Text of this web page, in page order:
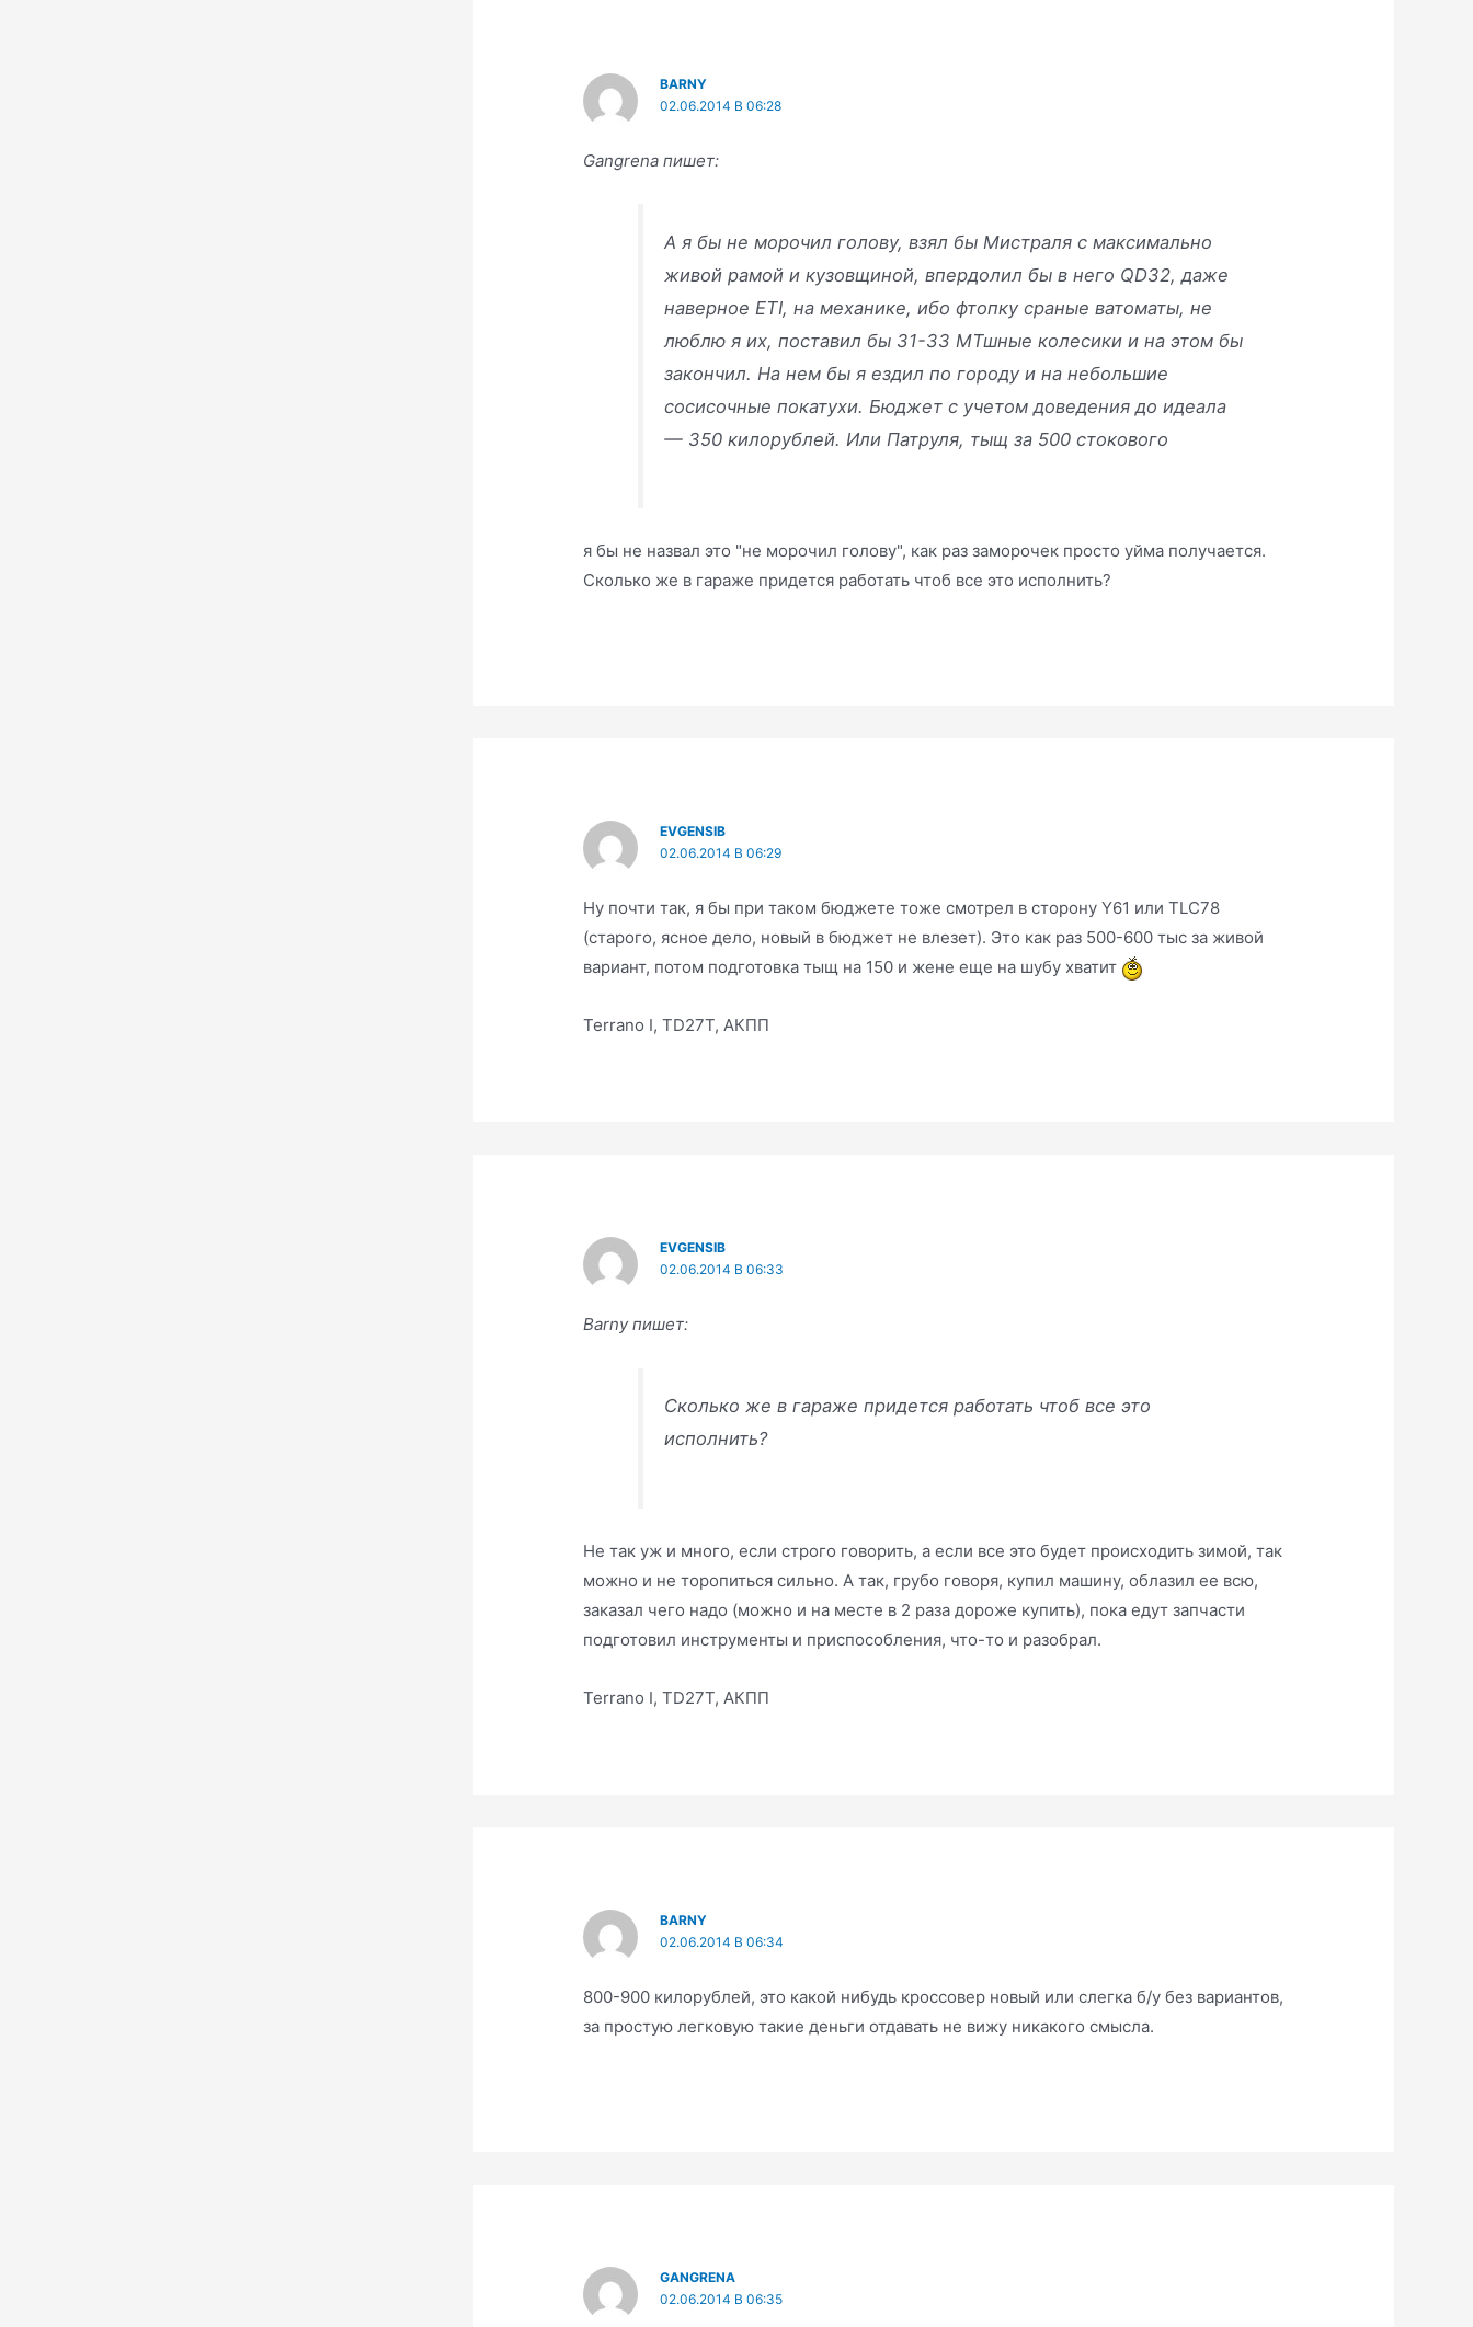
BARNY
02.06.2014 В 06:28
Gangrena пишет:
А я бы не морочил голову, взял бы Мистраля с максимально
живой рамой и кузовщиной, впердолил бы в него QD32, даже
наверное ETI, на механике, ибо фтопку сраные ватоматы, не
люблю я их, поставил бы 31-33 МТшные колесики и на этом бы
закончил. На нем бы я ездил по городу и на небольшие
сосисочные покатухи. Бюджет с учетом доведения до идеала
— 350 килорублей. Или Патруля, тыщ за 500 стокового
я бы не назвал это "не морочил голову", как раз заморочек просто уйма получается.
Сколько же в гараже придется работать чтоб все это исполнить?
EVGENSIB
02.06.2014 В 06:29
Ну почти так, я бы при таком бюджете тоже смотрел в сторону Y61 или TLC78
(старого, ясное дело, новый в бюджет не влезет). Это как раз 500-600 тыс за живой
вариант, потом подготовка тыщ на 150 и жене еще на шубу хватит
Terrano I, TD27T, АКПП
EVGENSIB
02.06.2014 В 06:33
Barny пишет:
Сколько же в гараже придется работать чтоб все это
исполнить?
Не так уж и много, если строго говорить, а если все это будет происходить зимой, так
можно и не торопиться сильно. А так, грубо говоря, купил машину, облазил ее всю,
заказал чего надо (можно и на месте в 2 раза дороже купить), пока едут запчасти
подготовил инструменты и приспособления, что-то и разобрал.
Terrano I, TD27T, АКПП
BARNY
02.06.2014 В 06:34
800-900 килорублей, это какой нибудь кроссовер новый или слегка б/у без вариантов,
за простую легковую такие деньги отдавать не вижу никакого смысла.
GANGRENA
02.06.2014 В 06:35